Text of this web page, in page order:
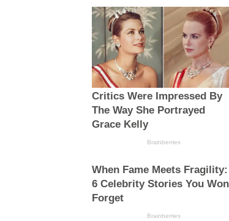
Critics Were Impressed By
The Way She Portrayed
Grace Kelly
Brainberries
When Fame Meets Fragility:
6 Celebrity Stories You
Forget
Brainberries